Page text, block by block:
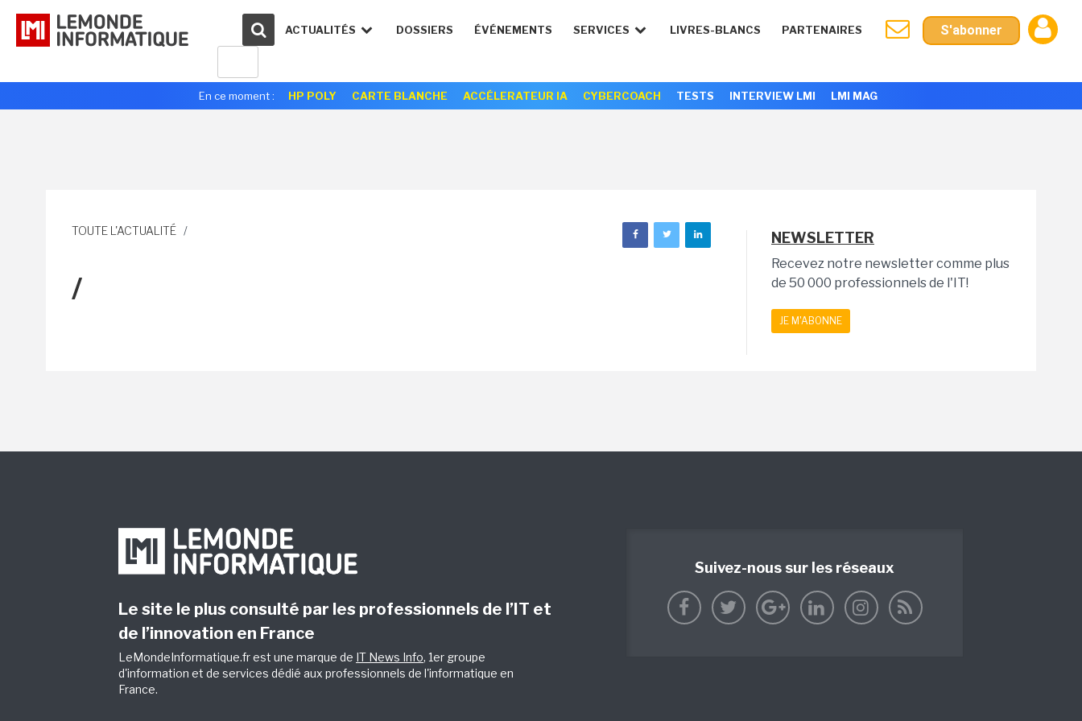
ACTUALITÉS DOSSIERS ÉVÉNEMENTS SERVICES LIVRES-BLANCS PARTENAIRES S'abonner
En ce moment : HP POLY CARTE BLANCHE ACCÉLERATEUR IA CYBERCOACH TESTS INTERVIEW LMI LMI MAG
TOUTE L'ACTUALITÉ /
/
NEWSLETTER
Recevez notre newsletter comme plus
de 50 000 professionnels de l'IT!
JE M'ABONNE
Le site le plus consulté par les professionnels de l’IT et
de l’innovation en France
LeMondeInformatique.fr est une marque de IT News Info, 1er groupe
d'information et de services dédié aux professionnels de l'informatique en
France.
Suivez-nous sur les réseaux